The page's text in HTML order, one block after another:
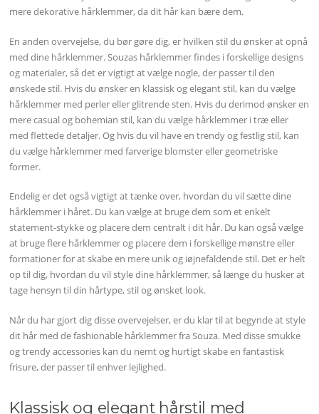
mere dekorative hårklemmer, da dit hår kan bære dem.
En anden overvejelse, du bør gøre dig, er hvilken stil du ønsker at opnå
med dine hårklemmer. Souzas hårklemmer findes i forskellige designs
og materialer, så det er vigtigt at vælge nogle, der passer til den
ønskede stil. Hvis du ønsker en klassisk og elegant stil, kan du vælge
hårklemmer med perler eller glitrende sten. Hvis du derimod ønsker en
mere casual og bohemian stil, kan du vælge hårklemmer i træ eller
med flettede detaljer. Og hvis du vil have en trendy og festlig stil, kan
du vælge hårklemmer med farverige blomster eller geometriske
former.
Endelig er det også vigtigt at tænke over, hvordan du vil sætte dine
hårklemmer i håret. Du kan vælge at bruge dem som et enkelt
statement-stykke og placere dem centralt i dit hår. Du kan også vælge
at bruge flere hårklemmer og placere dem i forskellige mønstre eller
formationer for at skabe en mere unik og iøjnefaldende stil. Det er helt
op til dig, hvordan du vil style dine hårklemmer, så længe du husker at
tage hensyn til din hårtype, stil og ønsket look.
Når du har gjort dig disse overvejelser, er du klar til at begynde at style
dit hår med de fashionable hårklemmer fra Souza. Med disse smukke
og trendy accessories kan du nemt og hurtigt skabe en fantastisk
frisure, der passer til enhver lejlighed.
Klassisk og elegant hårstil med